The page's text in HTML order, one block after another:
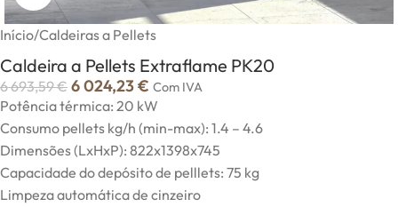
Início/Caldeiras a Pellets
Caldeira a Pellets Extraflame PK20
6 693,59€ 6 024,23€ Com IVA
Potência térmica: 20 kW
Consumo pellets kg/h (min-max): 1.4 – 4.6
Dimensões (LxHxP): 822x1398x745
Capacidade do depósito de pelllets: 75 kg
Limpeza automática de cinzeiro